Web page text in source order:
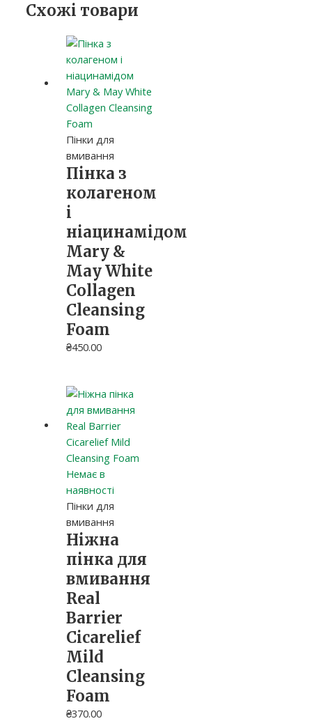
Схожі товари
Пінки для
вмивання
Пінка з
колагеном
і
ніацинамідом
Mary &
May White
Collagen
Cleansing
Foam
₴450.00
Немає в
наявності
Пінки для
вмивання
Ніжна
пінка для
вмивання
Real
Barrier
Cicarelief
Mild
Cleansing
Foam
₴370.00